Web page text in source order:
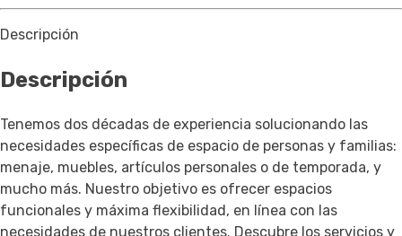
Descripción
Descripción
Tenemos dos décadas de experiencia solucionando las
necesidades específicas de espacio de personas y familias:
menaje, muebles, artículos personales o de temporada, y
mucho más. Nuestro objetivo es ofrecer espacios
funcionales y máxima flexibilidad, en línea con las
necesidades de nuestros clientes. Descubre los servicios y